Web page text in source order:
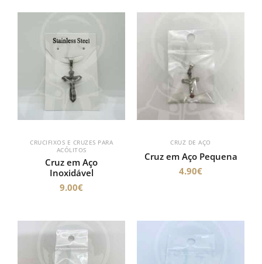
CRUCIFIXOS E CRUZES PARA
ACÓLITOS
Cruz em Aço
Inoxidável
9.00€
CRUZ DE AÇO
Cruz em Aço Pequena
4.90€